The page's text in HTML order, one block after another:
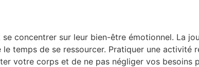
concentrer sur leur bien-être émotionnel. La
temps de se ressourcer. Pratiquer une
votre corps et de ne pas négliger vos besoins